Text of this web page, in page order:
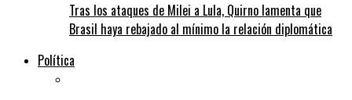
Tras los ataques de Milei a Lula, Quirno lamenta que
Brasil haya rebajado al mínimo la relación diplomática
Política